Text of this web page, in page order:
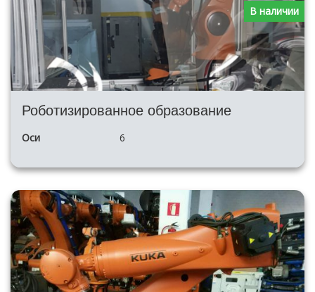
Роботизированное образование
Оси 6
В наличии